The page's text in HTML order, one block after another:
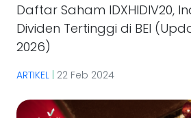
Daftar Saham IDXHIDIV20,
Dividen Tertinggi di BEI
2026)
ARTIKEL | 22 Feb 2024